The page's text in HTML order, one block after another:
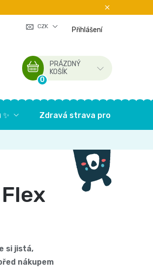
CZK Přihlášení
NÁKUPNÍ
KOŠÍK
PRÁZDNÝ
KOŠÍK
Zdravá strava pro děti🥦
si jistá,
nákupem